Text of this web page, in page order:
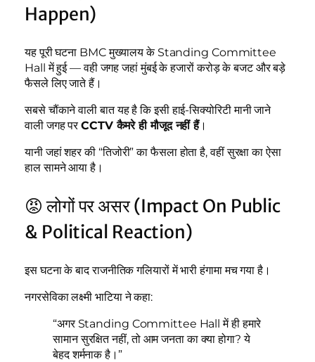
Happen)
यह पूरी घटना BMC मुख्यालय के Standing Committee
Hall में हुई — वही जगह जहां मुंबई के हजारों करोड़ के बजट और बड़े
फैसले लिए जाते हैं।
सबसे चौंकाने वाली बात यह है कि इसी हाई-सिक्योरिटी मानी जाने
वाली जगह परCCTV कैमरे ही मौजूद नहीं हैं।
यानी जहां शहर की “तिजोरी” का फैसला होता है, वहीं सुरक्षा का ऐसा
हाल सामने आया है।
😡 लोगों पर असर (Impact On Public
& Political Reaction)
इस घटना के बाद राजनीतिक गलियारों में भारी हंगामा मच गया है।
नगरसेविका लक्ष्मी भाटिया ने कहा:
“अगर Standing Committee Hall में ही हमारे
सामान सुरक्षित नहीं, तो आम जनता का क्या होगा? ये
बेहद शर्मनाक है।”